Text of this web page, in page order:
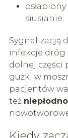
siusianie.
Sygnalizacją
infekcje dróg
dolnej części
guzki w
pacjentów
też